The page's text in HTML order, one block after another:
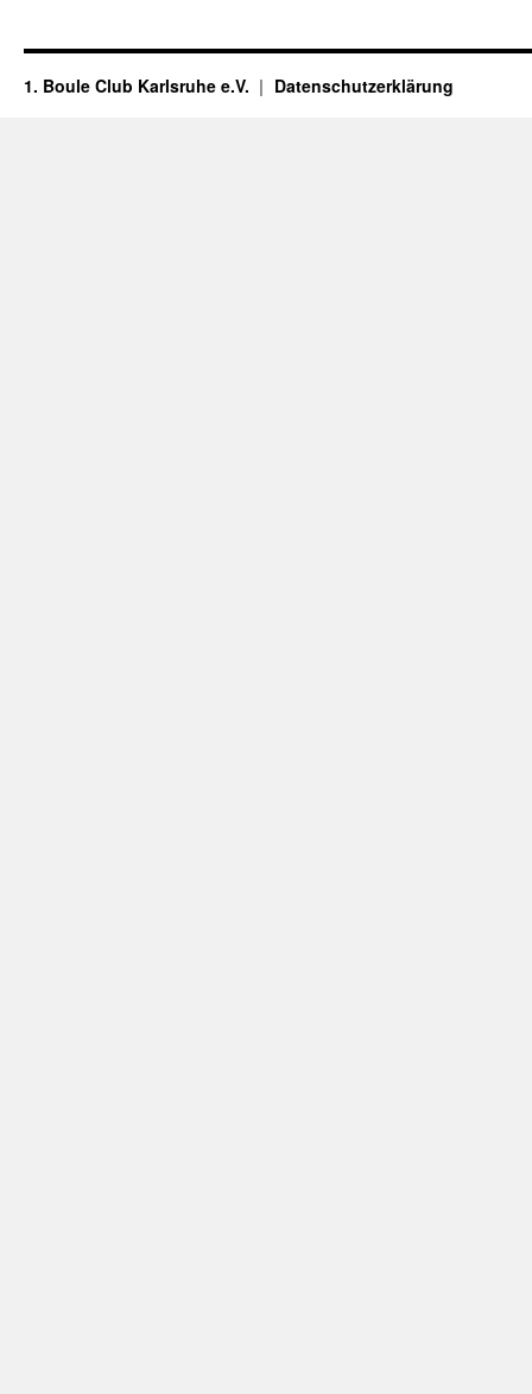
1. Boule Club Karlsruhe e.V. Datenschutzerklärung